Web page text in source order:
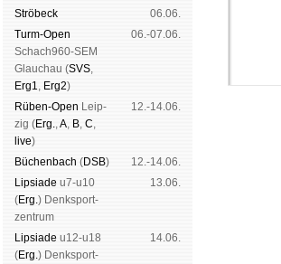
Strö­beck
06.06.
Turm-Open
Schach960-SEM
Glau­chau (SVS,
Erg1, Erg2)
06.-07.06.
Rüben-Open Leip­
zig (Erg.,A, B, C,
live)
12.-14.06.
Büchen­bach (DSB)
12.-14.06.
Lipsiade u7-u10
(Erg.) Denk­sport­
zen­trum
13.06.
Lipsiade u12-u18
(Erg.) Denk­sport­
14.06.